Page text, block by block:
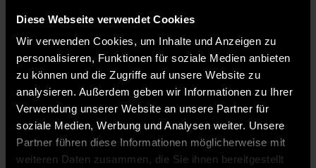
Diese Webseite verwendet Cookies
Wir verwenden Cookies, um Inhalte und Anzeigen zu
personalisieren, Funktionen für soziale Medien anbieten
zu können und die Zugriffe auf unsere Website zu
analysieren. Außerdem geben wir Informationen zu Ihrer
Verwendung unserer Website an unsere Partner für
soziale Medien, Werbung und Analysen weiter. Unsere
Partner führen diese Informationen möglicherweise mit
weiteren Daten zusammen, die Sie ihnen bereitgestellt
verstehen wollen.
Jetzt mehr erfahren
TEAM UND KONTAKT